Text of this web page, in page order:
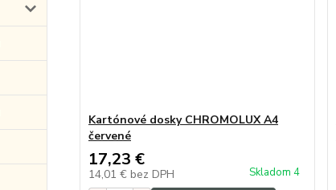
Kartónové dosky CHROMOLUX A4
červené
17,23 €
14,01 € bez DPH Skladom 4